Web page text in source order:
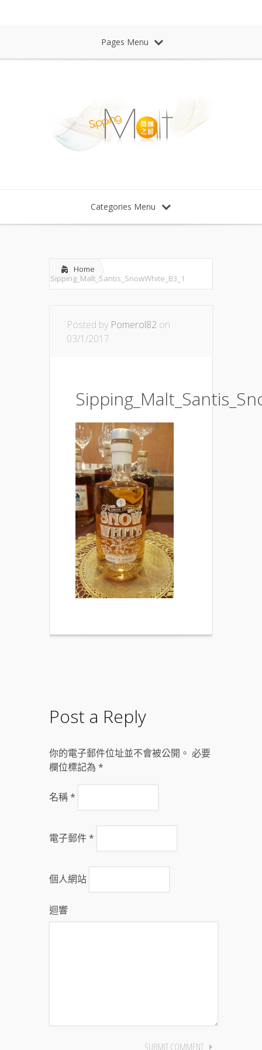
Pages Menu
Categories Menu
Home
Sipping_Malt_Santis_SnowWhite_B3_1
Posted by Pomerol82 on
03/1/2017
Post a Reply
你的電子郵件位址並不會被公開。 必要
欄位標記為 *
名稱*
電子郵件*
個人網站
迴響